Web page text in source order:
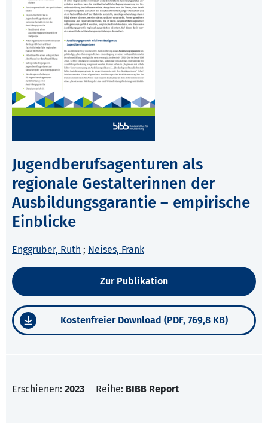
Jugendberufsagenturen als
regionale Gestalterinnen der
Ausbildungsgarantie – empirische
Einblicke
Enggruber, Ruth ; Neises, Frank
Zur Publikation
Kostenfreier Download (PDF, 769,8 KB)
Erschienen: 2023 Reihe: BIBB Report